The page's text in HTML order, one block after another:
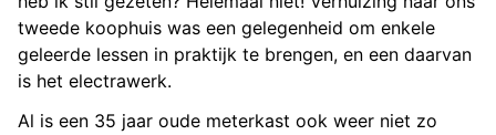
tweede koophuis was een gelegenheid om enkele
geleerde lessen in praktijk te brengen, en een daarvan
is het electrawerk.
Al is een 35 jaar oude meterkast ook weer niet zo